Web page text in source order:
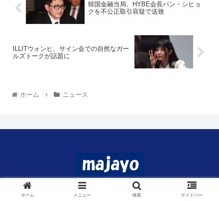
韓国金融当局、HYBE会長パン・シヒョ
クを不公正取引容疑で送致
ILLITウォンヒ、サイン会での自然なガー
ルズトークが話題に
ホーム ニュース
© 2024 マジャヨ.
ホーム メニュー 検索 サイドバー